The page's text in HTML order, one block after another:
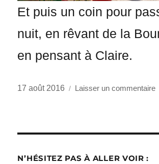
Et puis un coin pour
nuit, en rêvant de la
en pensant à Claire.
Publié
17 août 2016 Laisser un commentaire
N’HÉSITEZ PAS À ALLER VOIR :